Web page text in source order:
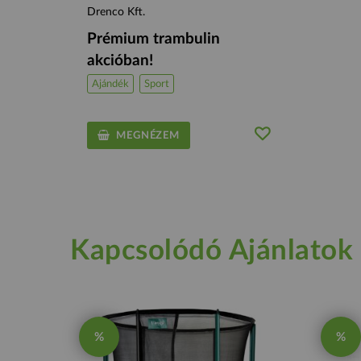
Drenco Kft.
Prémium trambulin
akcióban!
Ajándék Sport
MEGNÉZEM
Kapcsolódó Ajánlatok
% %